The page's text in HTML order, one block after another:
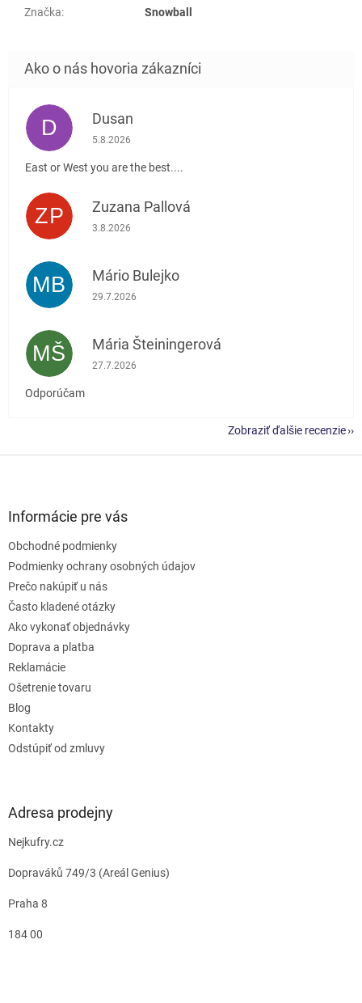
Značka: Snowball
D Dusan
Hodnotenie obchodu je 5 z 5 hviezdičiek.
5.8.2026
East or West you are the best....
ZP Zuzana Pallová
Hodnotenie obchodu je 5 z 5 hviezdičiek.
3.8.2026
MB Mário Bulejko
Hodnotenie obchodu je 5 z 5 hviezdičiek.
29.7.2026
MŠ Mária Šteiningerová
Hodnotenie obchodu je 5 z 5 hviezdičiek.
27.7.2026
Odporúčam
Zobraziť ďalšie recenzie
Informácie pre vás
Obchodné podmienky
Podmienky ochrany osobných údajov
Prečo nakúpiť u nás
Často kladené otázky
Ako vykonať objednávky
Doprava a platba
Reklamácie
Ošetrenie tovaru
Blog
Kontakty
Odstúpiť od zmluvy
Adresa prodejny
Nejkufry.cz
Dopraváků 749/3 (Areál Genius)
Praha 8
184 00